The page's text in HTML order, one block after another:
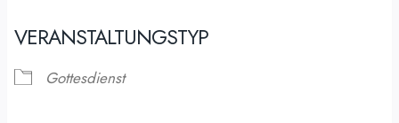
VERANSTALTUNGSTYP
Gottesdienst